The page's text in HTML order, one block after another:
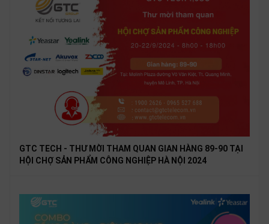
GTC TECH - THƯ MỜI THAM QUAN GIAN HÀNG 89-90 TẠI
HỘI CHỢ SẢN PHẨM CÔNG NGHIỆP HÀ NỘI 2024